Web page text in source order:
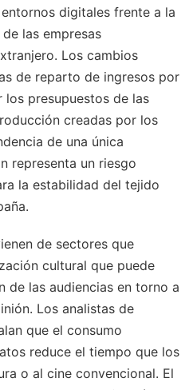
digitales frente a la
las empresas
Los cambios
de reparto de ingresos por
presupuestos de las
creadas por los
de una única
representa un riesgo
la estabilidad del tejido
de sectores que
cultural que puede
de las audiencias en torno a
Los analistas de
que el consumo
reduce el tiempo que los
o al cine convencional. El